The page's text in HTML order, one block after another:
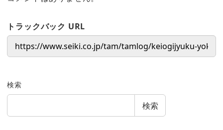
トラックバック URL
検索
検索